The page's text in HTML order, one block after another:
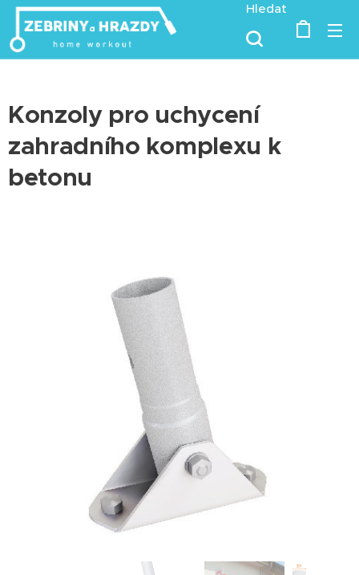
Hledat
Konzoly pro uchycení
zahradního komplexu k
betonu